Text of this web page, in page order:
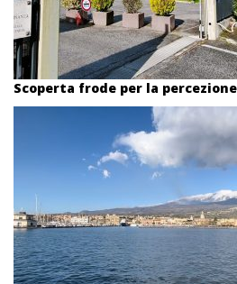
Scoperta frode per la